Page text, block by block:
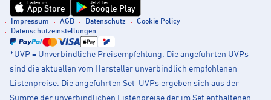
Laden im
App Store
Jetzt bei
Google Play
Impressum AGB Datenschutz
Cookie Policy
Datenschutzeinstellungen
*UVP = Unverbindliche Preisempfehlung. Die angeführten UVPs
sind die aktuellen vom Hersteller unverbindlich empfohlenen
Listenpreise. Die angeführten Set-UVPs ergeben sich aus der